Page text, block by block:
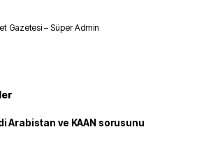
Gazetesi – Süper Admin
Arabistan ve KAAN sorusunu